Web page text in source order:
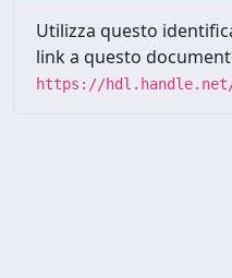
Utilizza questo
link a questo
https://hdl.handle.net/